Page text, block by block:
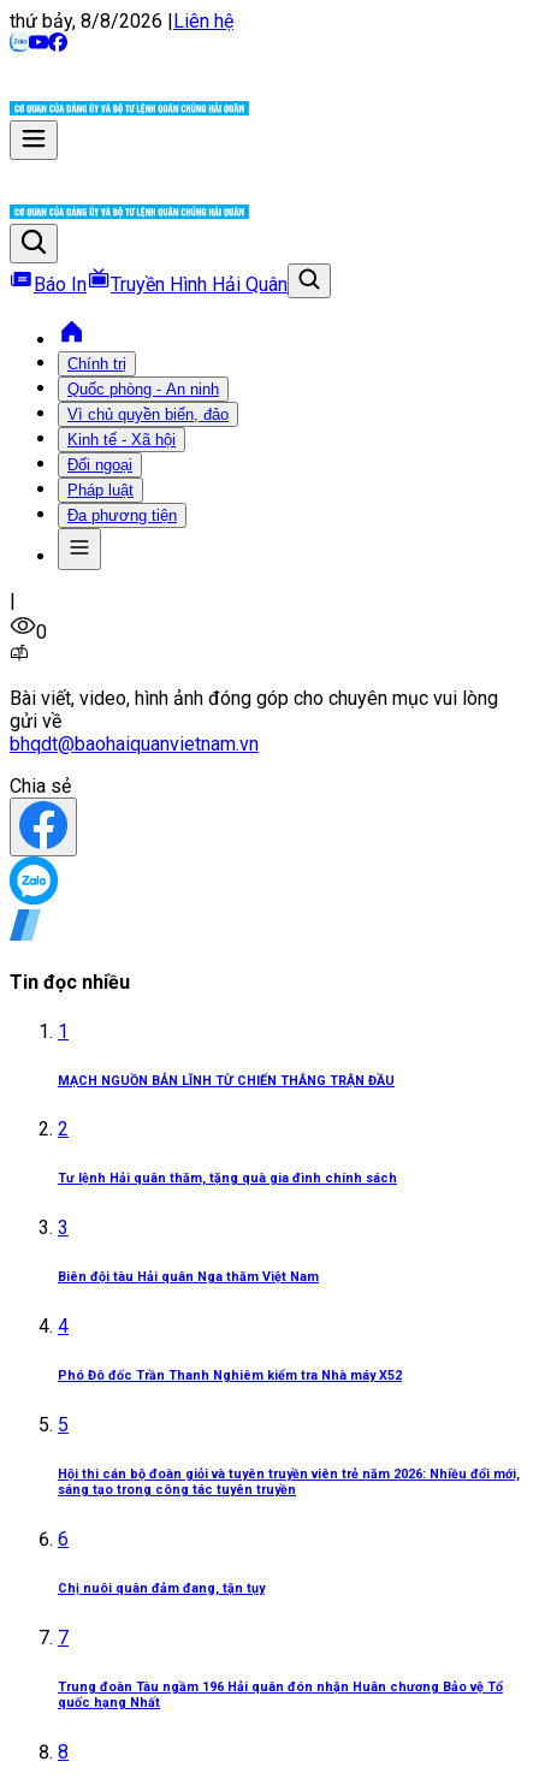
thứ bảy, 8/8/2026 |Liên hệ
Báo In Truyền Hình Hải Quân
Chính trị
Quốc phòng - An ninh
Vì chủ quyền biển, đảo
Kinh tế - Xã hội
Đối ngoại
Pháp luật
Đa phương tiện
|
0
Bài viết, video, hình ảnh đóng góp cho chuyên mục vui lòng
gửi về
bhqdt@baohaiquanvietnam.vn
Chia sẻ
Tin đọc nhiều
1
MẠCH NGUỒN BẢN LĨNH TỪ CHIẾN THẮNG TRẬN ĐẦU
2
Tư lệnh Hải quân thăm, tặng quà gia đình chính sách
3
Biên đội tàu Hải quân Nga thăm Việt Nam
4
Phó Đô đốc Trần Thanh Nghiêm kiểm tra Nhà máy X52
5
Hội thi cán bộ đoàn giỏi và tuyên truyền viên trẻ năm 2026: Nhiều đổi mới,
sáng tạo trong công tác tuyên truyền
6
Chị nuôi quân đảm đang, tận tụy
7
Trung đoàn Tàu ngầm 196 Hải quân đón nhận Huân chương Bảo vệ Tổ
quốc hạng Nhất
8